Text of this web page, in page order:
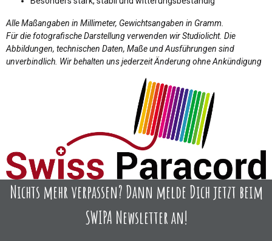
Alle Maßangaben in Millimeter, Gewichtsangaben in Gramm.
Für die fotografische Darstellung verwenden wir Studiolicht. Die
Abbildungen, technischen Daten, Maße und Ausführungen sind
unverbindlich. Wir behalten uns jederzeit Änderung ohne Ankündigung
Nichts mehr verpassen? Dann melde Dich jetzt beim
SWIPA Newsletter an!